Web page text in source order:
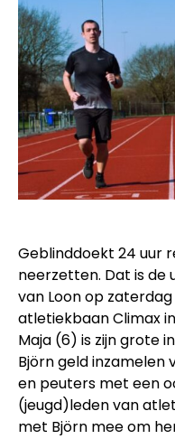
Geblinddoekt 24 uur
neerzetten. Dat is de
van Loon op
atletiekbaan Climax
Maja (6) is zijn grote
Björn geld inzamelen
en peuters met een
(jeugd)leden van
met Björn mee om